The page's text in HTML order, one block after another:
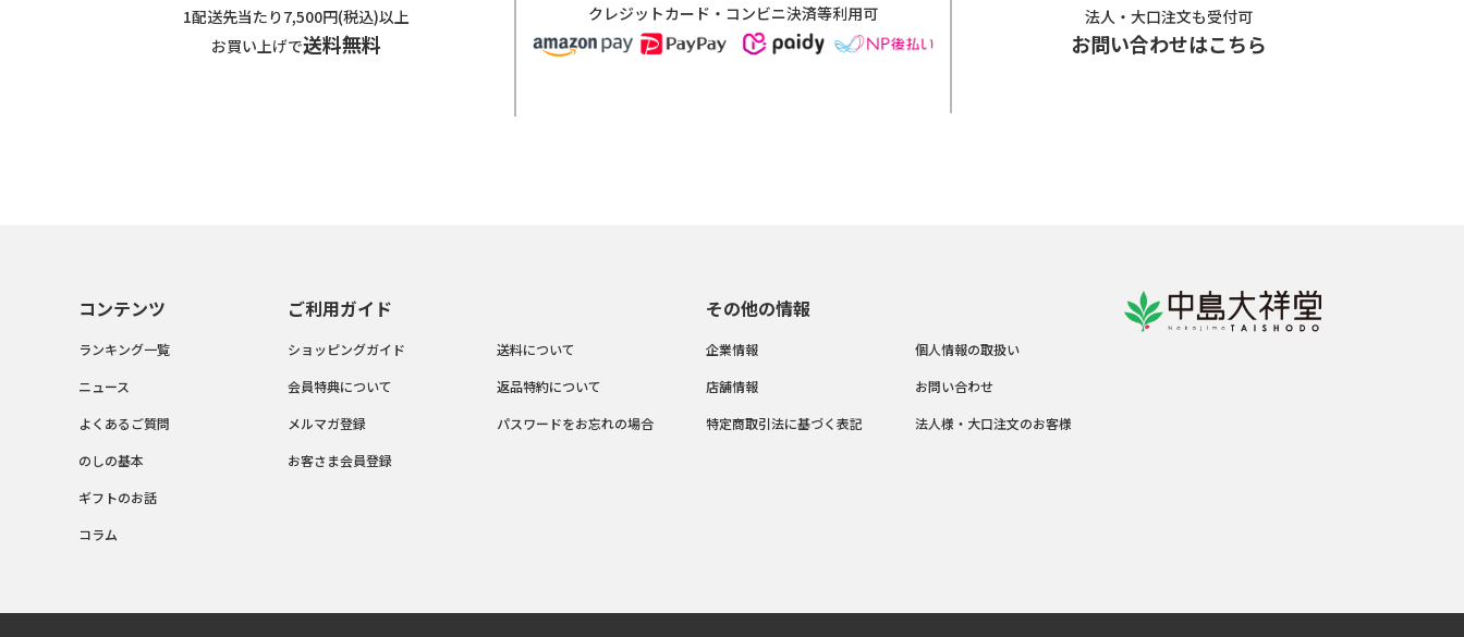
1配送先当たり7,500円(税込)以上
お買い上げで送料無料
クレジットカード・コンビニ決済等利用可 法人・大口注文も受付可
お問い合わせはこちら
コンテンツ
ランキング一覧
ニュース
よくあるご質問
のしの基本
ギフトのお話
コラム
ご利用ガイド
ショッピングガイド
会員特典について
メルマガ登録
お客さま会員登録
送料について
返品特約について
パスワードをお忘れの場合
その他の情報
企業情報
店舗情報
特定商取引法に基づく表記
個人情報の取扱い
お問い合わせ
法人様・大口注文のお客様